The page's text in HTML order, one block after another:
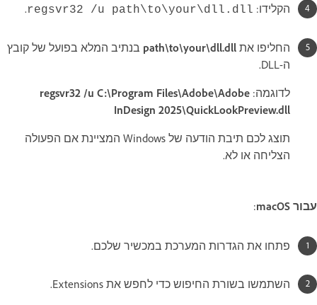
הקלידו: regsvr32 /u path\to\your\dll.dll
.
החליפו את path\to\your\dll.dll בנתיב המלא בפועל של קובץ
ה-DLL.
לדוגמה: regsvr32 /u C:\Program Files\Adobe\Adobe
InDesign 2025\QuickLookPreview.dll
תוצג לכם תיבת הודעה של Windows המציינת אם הפעולה
הצליחה או לא.
עבור macOS :
פתחו את הגדרות המערכת במכשיר שלכם.
השתמשו בשורת החיפוש כדי לחפש את Extensions.